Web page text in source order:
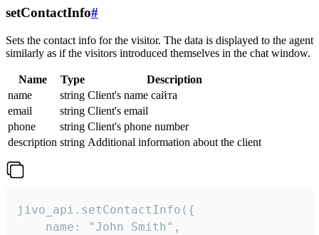
setContactInfo#
Sets the contact info for the visitor. The data is displayed to the agent
similarly as if the visitors introduced themselves in the chat window.
Name Type
Description
name
string Client's name сайта
email
string Client's email
phone
string Client's phone number
description string Additional information about the client
jivo_api.setContactInfo({
    name: "John Smith",